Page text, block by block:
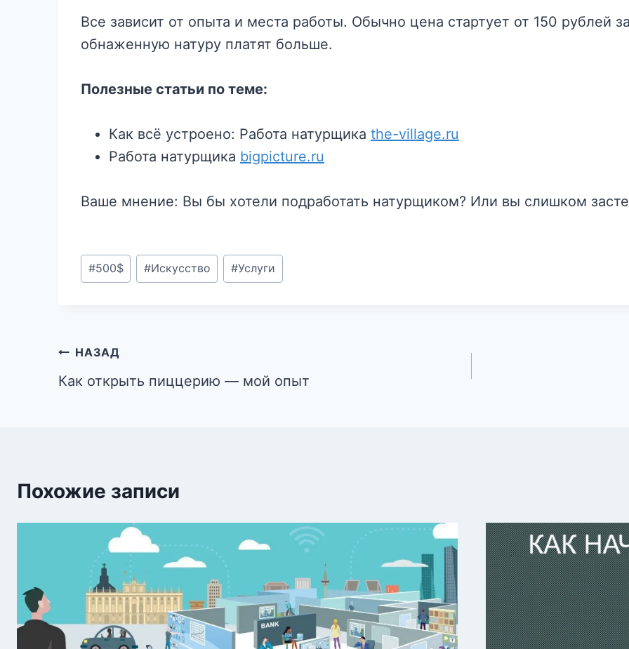
Все зависит от опыта и места работы. Обычно цена стартует от 150 рублей
обнаженную натуру платят больше.
Полезные статьи по теме:
Как всё устроено: Работа натурщика the-village.ru
Работа натурщика bigpicture.ru
Ваше мнение: Вы бы хотели подработать натурщиком? Или вы слишком
Метки
записи:
#500$ #Искусство #Услуги
Навигация
по
НАЗАД
Как открыть пиццерию — мой опыт
Похожие записи